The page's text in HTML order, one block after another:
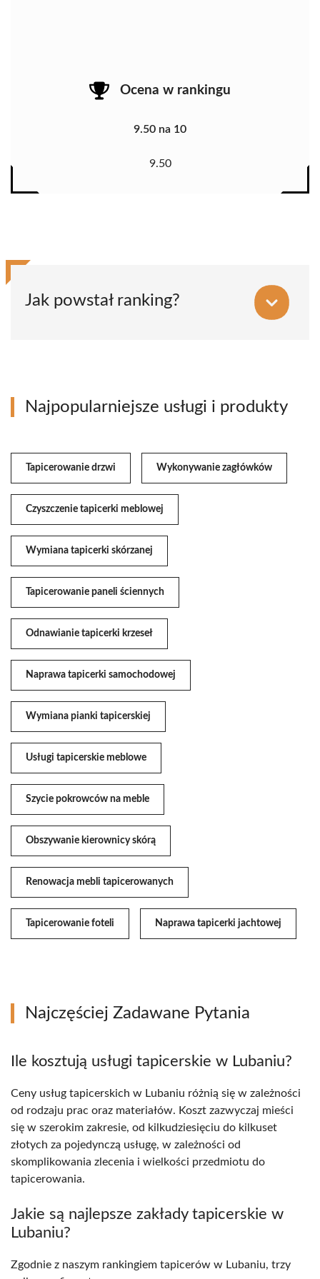
Ocena w rankingu
9.50 na 10
9.50
Jak powstał ranking?
Najpopularniejsze usługi i produkty
Tapicerowanie drzwi Wykonywanie zagłówków
Czyszczenie tapicerki meblowej
Wymiana tapicerki skórzanej
Tapicerowanie paneli ściennych
Odnawianie tapicerki krzeseł
Naprawa tapicerki samochodowej
Wymiana pianki tapicerskiej
Usługi tapicerskie meblowe
Szycie pokrowców na meble
Obszywanie kierownicy skórą
Renowacja mebli tapicerowanych
Tapicerowanie foteli Naprawa tapicerki jachtowej
Najczęściej Zadawane Pytania
Ile kosztują usługi tapicerskie w Lubaniu?
Ceny usług tapicerskich w Lubaniu różnią się w zależności
od rodzaju prac oraz materiałów. Koszt zazwyczaj mieści
się w szerokim zakresie, od kilkudziesięciu do kilkuset
złotych za pojedynczą usługę, w zależności od
skomplikowania zlecenia i wielkości przedmiotu do
tapicerowania.
Jakie są najlepsze zakłady tapicerskie w
Lubaniu?
Zgodnie z naszym rankingiem tapicerów w Lubaniu, trzy